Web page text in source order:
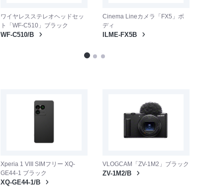
ワイヤレスステレオヘッドセッ
ト「WF-C510」ブラック
WF-C510/B
Cinema Lineカメラ「FX5」ボ
ディ
ILME-FX5B
Xperia 1 VIII SIMフリー XQ-
GE44-1 ブラック
XQ-GE44-1/B
VLOGCAM「ZV-1M2」ブラック
ZV-1M2/B